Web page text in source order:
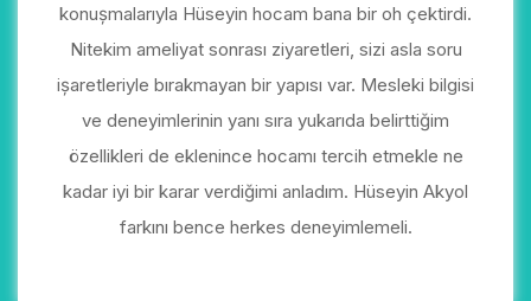
konuşmalarıyla Hüseyin hocam bana bir oh çektirdi.
Nitekim ameliyat sonrası ziyaretleri, sizi asla soru
işaretleriyle bırakmayan bir yapısı var. Mesleki bilgisi
ve deneyimlerinin yanı sıra yukarıda belirttiğim
özellikleri de eklenince hocamı tercih etmekle ne
kadar iyi bir karar verdiğimi anladım. Hüseyin Akyol
farkını bence herkes deneyimlemeli.